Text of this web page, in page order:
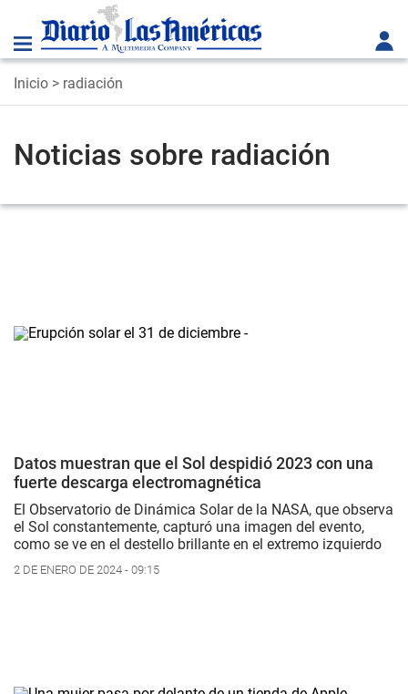
Inicio > radiación
Noticias sobre radiación
Datos muestran que el Sol despidió 2023 con una
fuerte descarga electromagnética
El Observatorio de Dinámica Solar de la NASA, que observa
el Sol constantemente, capturó una imagen del evento,
como se ve en el destello brillante en el extremo izquierdo
2 DE ENERO DE 2024 - 09:15